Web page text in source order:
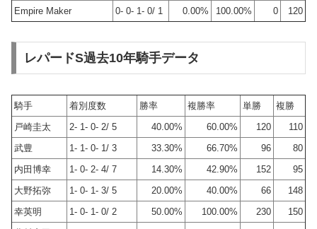
Empire Maker
0- 0- 1- 0/ 1 0.00% 100.00% 0 120
レパードS過去10年騎手データ
騎手 着別度数 勝率 複勝率 単勝
複勝
戸崎圭太
2- 1- 0- 2/ 5 40.00% 60.00% 120
110
武豊
1- 1- 0- 1/ 3 33.30% 66.70% 96
80
内田博幸
1- 0- 2- 4/ 7 14.30% 42.90% 152
95
大野拓弥
1- 0- 1- 3/ 5 20.00% 40.00% 66
148
幸英明
1- 0- 1- 0/ 2 50.00% 100.00% 230
150